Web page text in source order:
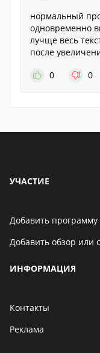
нормальный
одновременно
лучще весь
после
0
0
УЧАСТИЕ
Добавить программу
Добавить обзор или
ИНФОРМАЦИЯ
Контакты
Реклама